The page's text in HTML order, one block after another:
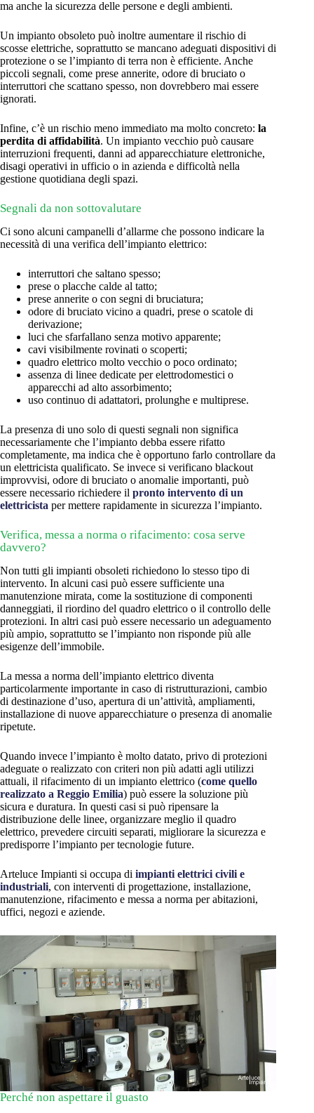
ma anche la sicurezza delle persone e degli ambienti.
Un impianto obsoleto può inoltre aumentare il rischio di
scosse elettriche, soprattutto se mancano adeguati dispositivi di
protezione o se l’impianto di terra non è efficiente. Anche
piccoli segnali, come prese annerite, odore di bruciato o
interruttori che scattano spesso, non dovrebbero mai essere
ignorati.
Infine, c’è un rischio meno immediato ma molto concreto: la
perdita di affidabilità. Un impianto vecchio può causare
interruzioni frequenti, danni ad apparecchiature elettroniche,
disagi operativi in ufficio o in azienda e difficoltà nella
gestione quotidiana degli spazi.
Segnali da non sottovalutare
Ci sono alcuni campanelli d’allarme che possono indicare la
necessità di una verifica dell’impianto elettrico:
interruttori che saltano spesso;
prese o placche calde al tatto;
prese annerite o con segni di bruciatura;
odore di bruciato vicino a quadri, prese o scatole di
derivazione;
luci che sfarfallano senza motivo apparente;
cavi visibilmente rovinati o scoperti;
quadro elettrico molto vecchio o poco ordinato;
assenza di linee dedicate per elettrodomestici o
apparecchi ad alto assorbimento;
uso continuo di adattatori, prolunghe e multiprese.
La presenza di uno solo di questi segnali non significa
necessariamente che l’impianto debba essere rifatto
completamente, ma indica che è opportuno farlo controllare da
un elettricista qualificato. Se invece si verificano blackout
improvvisi, odore di bruciato o anomalie importanti, può
essere necessario richiedere il pronto intervento di un
elettricista per mettere rapidamente in sicurezza l’impianto.
Verifica, messa a norma o rifacimento: cosa serve
davvero?
Non tutti gli impianti obsoleti richiedono lo stesso tipo di
intervento. In alcuni casi può essere sufficiente una
manutenzione mirata, come la sostituzione di componenti
danneggiati, il riordino del quadro elettrico o il controllo delle
protezioni. In altri casi può essere necessario un adeguamento
più ampio, soprattutto se l’impianto non risponde più alle
esigenze dell’immobile.
La messa a norma dell’impianto elettrico diventa
particolarmente importante in caso di ristrutturazioni, cambio
di destinazione d’uso, apertura di un’attività, ampliamenti,
installazione di nuove apparecchiature o presenza di anomalie
ripetute.
Quando invece l’impianto è molto datato, privo di protezioni
adeguate o realizzato con criteri non più adatti agli utilizzi
attuali, il rifacimento di un impianto elettrico (come quello
realizzato a Reggio Emilia) può essere la soluzione più
sicura e duratura. In questi casi si può ripensare la
distribuzione delle linee, organizzare meglio il quadro
elettrico, prevedere circuiti separati, migliorare la sicurezza e
predisporre l’impianto per tecnologie future.
Arteluce Impianti si occupa di impianti elettrici civili e
industriali, con interventi di progettazione, installazione,
manutenzione, rifacimento e messa a norma per abitazioni,
uffici, negozi e aziende.
Perché non aspettare il guasto